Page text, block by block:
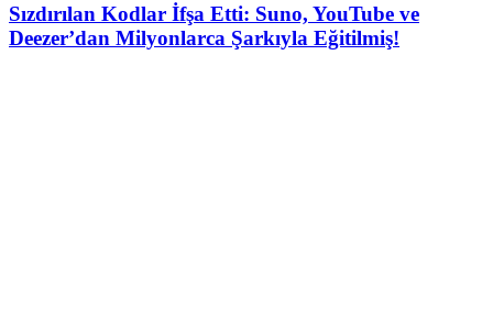
Sızdırılan Kodlar İfşa Etti: Suno, YouTube ve
Deezer’dan Milyonlarca Şarkıyla Eğitilmiş!